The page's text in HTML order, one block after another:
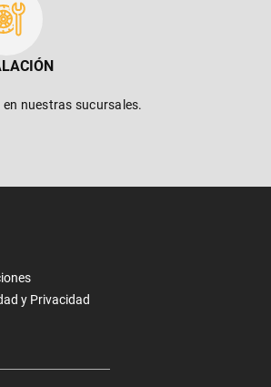
nuestras sucursales.
y Privacidad